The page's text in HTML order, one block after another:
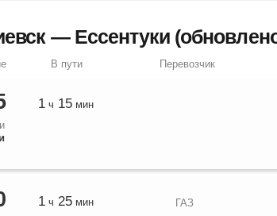
— Ессентуки
В пути Перевозчик
1ч 15мин
1ч 25мин ГАЗ